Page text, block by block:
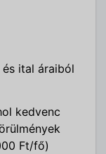
ital áraiból
kedvenc
Ft/fő)